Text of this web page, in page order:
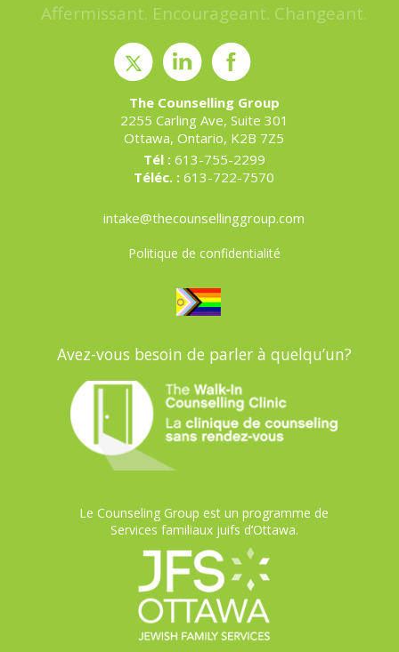
Affermissant. Encourageant. Changeant.
The Counselling Group
2255 Carling Ave, Suite 301
Ottawa, Ontario, K2B 7Z5
Tél :613-755-2299
Téléc. : 613-722-7570
intake@thecounsellinggroup.com
Politique de confidentialité
Avez-vous besoin de parler à quelqu’un?
Le Counseling Group est un programme de
Services familiaux juifs d’Ottawa.